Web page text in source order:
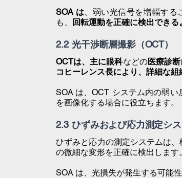
SOA は、弱い光信号を増幅する
も、
回転運動を正確に検出できる
2.2 光干渉断層撮影（OCT）
OCTは、主に眼科などの医療診断
コヒーレンス長により、詳細な組
SOA は、OCT システム内の弱い
を画像化する場合に役立ちます。
2.3 ひずみおよび応力測定シ
ひずみと応力の測定システムは
の微細な変形を正確に検出します
SOA は、光損失が発生する可能